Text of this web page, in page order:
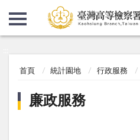
首頁 統計園地 行政服務
廉政服務